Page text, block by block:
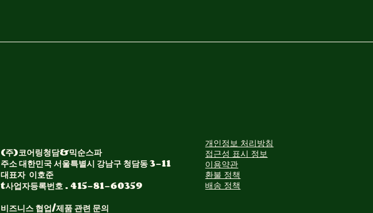
(주)코어링청담&믹순스파
주소 대한민국 서울특별시 강남구 청담동 3-11
대표자 이호준​
t사업자등록번호 . 415-81-60359
비즈니스 협업/제품 관련 문의
개인정보 처리방침
접근성 표시 정보
이용약관
환불 정책
배송 정책